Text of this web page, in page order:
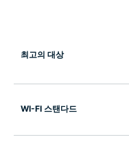
최고의 대상
WI-FI 스탠다드